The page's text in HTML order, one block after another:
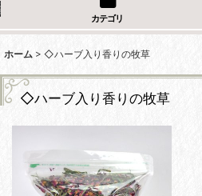
カテゴリ
ホーム > ◇ハーブ入り香りの牧草
◇ハーブ入り香りの牧草